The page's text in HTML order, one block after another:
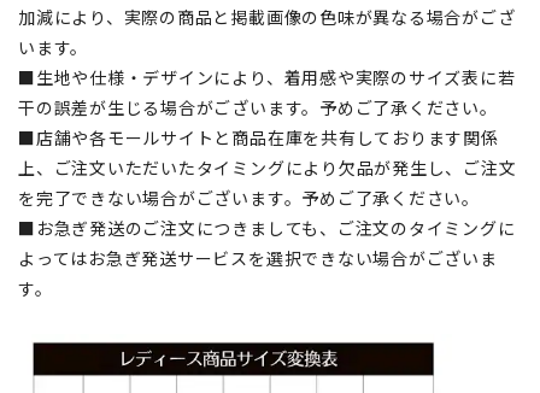
加減により、実際の商品と掲載画像の色味が異なる場合がござ
います。
■生地や仕様・デザインにより、着用感や実際のサイズ表に若
干の誤差が生じる場合がございます。予めご了承ください。
■店舗や各モールサイトと商品在庫を共有しております関係
上、ご注文いただいたタイミングにより欠品が発生し、ご注文
を完了できない場合がございます。予めご了承ください。
■お急ぎ発送のご注文につきましても、ご注文のタイミングに
よってはお急ぎ発送サービスを選択できない場合がございま
す。